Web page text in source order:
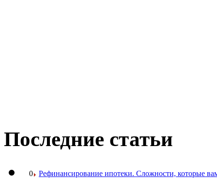
Последние статьи
0 Рефинансирование ипотеки. Сложности, которые